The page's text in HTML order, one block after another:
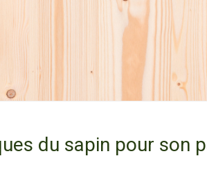
du sapin pour son